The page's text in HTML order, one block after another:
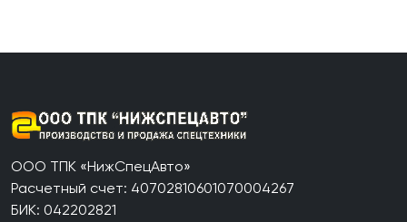
ООО ТПК «НижСпецАвто»
Расчетный счет: 40702810601070004267
БИК: 042202821